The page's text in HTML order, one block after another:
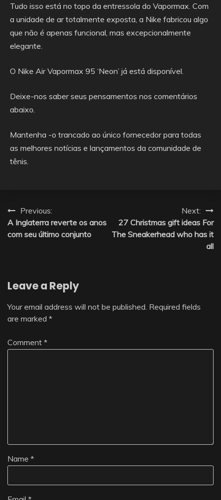
Tudo isso está no topo da entressola do Vapormax. Com
a unidade de ar totalmente exposta, a Nike fabricou algo
que não é apenas funcional, mas excepcionalmente
elegante.
O Nike Air Vapormax 95 ‘Neon’ já está disponível.
Deixe-nos saber seus pensamentos nos comentários
abaixo.
Mantenha -o trancado ao único fornecedor para todas
as melhores notícias e lançamentos da comunidade de
tênis.
Post
navigation
Previous:
A Inglaterra reverte os anos
com seu último conjunto
Next:
27 Christmas gift ideas For
The Sneakerhead who has it
all
Leave a Reply
Your email address will not be published. Required fields
are marked *
Comment *
Name *